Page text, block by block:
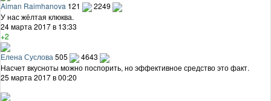
Aiman Raimhanova 121
2249
У нас жёлтая клюква.
24 марта 2017 в 13:33
+2
Елена Суслова 505
4643
Насчет вкусноты можно поспорить, но эффективное средство это факт.
25 марта 2017 в 00:20